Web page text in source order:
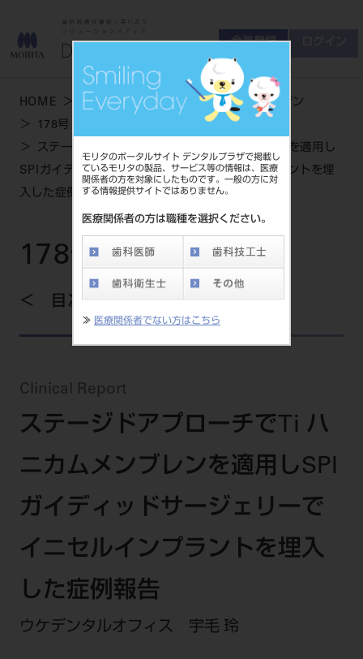
モリタのポータルサイト デンタルプラザで掲載し
ているモリタの製品、サービス等の情報は、医療
関係者の方を対象にしたものです。一般の方に対
する情報提供サイトではありません。
医療関係者の方は職種を選択ください。
≫ 医療関係者でない方はこちら
会員登録
HOME 学術・お役立ち情報
デンタルマガジン
178号 AUTUMN
ステージドアプローチでTi ハニカムメンブレンを適用し
SPIガイディッドサージェリーでイニセルインプラントを埋
入した症例報告
178号 AUTUMN
目次を見る
Clinical Report
ステージドアプローチでTi ハ
ニカムメンブレンを適用しSPI
ガイディッドサージェリーで
イニセルインプラントを埋入
した症例報告
ウケデンタルオフィス 宇毛 玲
お問い合わせ
商品について
セミナーについて
友の会について
ご開業について
会員登録 ログイン
MORITA With
製品情報
製品情報トップ
製品カテゴリ
チェア・ユニット
X線撮影装置・器具関連
その他設備機器
小型器械
診療用材料
院内ネットワーク関連
DOOR/IOS/CADCAM関連
サポート情報
製品サポート情報
製品から探す
デジタル製品サポート
メールでのお問い合わせ
歯科医師
歯科衛生士
Webセミナー
デンタルショー
開業支援
One to One Club
開業マニュアル
歯科開業への道
Start Up チェック
動画セミナー アーカイブ
モリタ友の会
有料会員のご案内
一般会員
勤務医会員
よくわかる高齢者歯科
始めよう訪問診療
ニュース
製品に関する重要なお知らせ